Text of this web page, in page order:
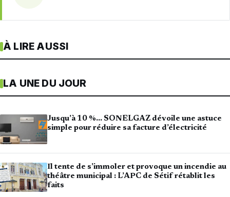
À LIRE AUSSI
LA UNE DU JOUR
Jusqu’à 10 %… SONELGAZ dévoile une astuce
simple pour réduire sa facture d’électricité
Il tente de s’immoler et provoque un incendie au
théâtre municipal : L’APC de Sétif rétablit les
faits